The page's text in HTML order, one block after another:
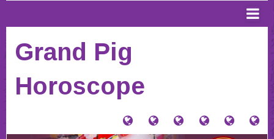
Grand Pig
Horoscope
猪
signo
ContactoDonaciones
y